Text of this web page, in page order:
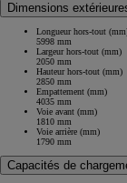
Dimensions
Longueur hors-tout
5998 mm
Largeur hors-tout (mm)
2050 mm
Hauteur hors-tout (mm)
2850 mm
Empattement (mm)
4035 mm
Voie avant (mm)
1810 mm
Voie arrière (mm)
1790 mm
Capacités de